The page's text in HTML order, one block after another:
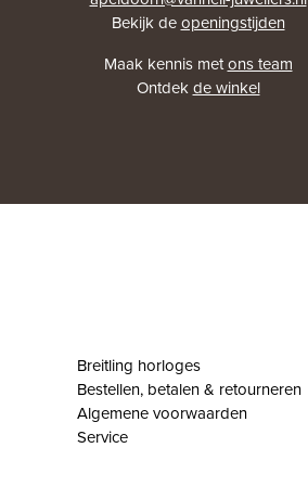
Bekijk deopeningstijden
Maak kennis metons team
Ontdekde winkel
Breitling horloges
Bestellen, betalen & retourneren
Algemene voorwaarden
Service